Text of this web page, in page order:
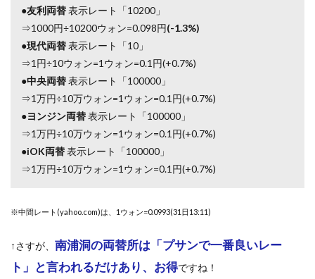
●友利両替表示レート「10200」
⇒1000円÷10200ウォン=0.098円(-1.3%)
●現代両替表示レート「10」
⇒1円÷10ウォン=1ウォン=0.1円(+0.7%)
●中央両替表示レート「100000」
⇒1万円÷10万ウォン=1ウォン=0.1円(+0.7%)
●ヨンジン両替表示レート「100000」
⇒1万円÷10万ウォン=1ウォン=0.1円(+0.7%)
●iOK両替表示レート「100000」
⇒1万円÷10万ウォン=1ウォン=0.1円(+0.7%)
※中間レート(yahoo.com)は、1ウォン=0.0993(31日13:11)
↑さすが、 南浦洞の両替所は「プサンで一番良いレー
ト」と言われるだけあり、お得ですね！